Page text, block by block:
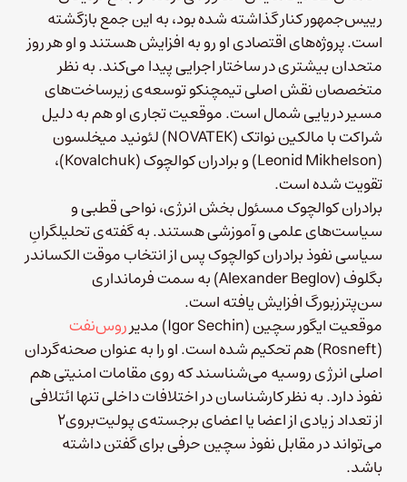
رییس‌جمهور کنار گذاشته شده بود، به این جمع بازگشته
است. پروژه‌های اقتصادی او رو به افزایش هستند و او هر روز
متحدان بیشتری در ساختار اجرایی پیدا می‌کند. به نظر
متخصصان نقش اصلی تیمچنکو توسعه‌ی زیرساخت‌های
مسیر دریایی شمال است. موقعیت تجاری او هم به دلیل
شراکت با مالکین نواتک (NOVATEK) لئونید میخلسون
(Leonid Mikhelson) و برادران کوالچوک (Kovalchuk)،
تقویت شده است.
برادران کوالچوک مسئول بخش انرژی، نواحی قطبی و
سیاست‌های علمی و آموزشی هستند. به گفته‌ی تحلیلگرانِ
سیاسی نفوذ برادران کوالچوک پس از انتخاب موقت الکساندر
بگلوف (Alexander Beglov)‌ به سمت فرمانداری
سن‌پترزبورگ افزایش یافته است.
موقعیت ایگور سچین (Igor Sechin)‌ مدیر
روس‌نفت
(Rosneft) هم تحکیم شده است. او را به عنوان صحنه‌گردان
اصلی انرژی روسیه می‌شناسند که روی مقامات امنیتی هم
نفوذ دارد. به نظر کارشناسان در اختلافات داخلی تنها ائتلافی
از تعداد زیادی از اعضا یا اعضای برجسته‌ی پولیت‌بروی۲
می‌تواند در مقابل نفوذ سچین حرفی برای گفتن داشته
باشد.